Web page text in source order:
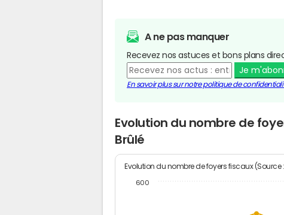
A ne pas manquer
Recevez nos astuces et bons plans
Je
En savoir plus sur notre politique de
Evolution du nombre de
Brûlé
Evolution du nombre de foyers fiscaux (Source
600